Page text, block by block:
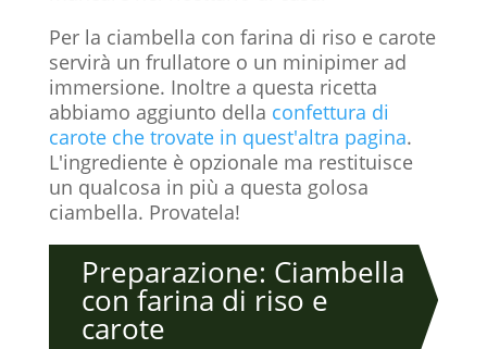
Per la ciambella con farina di riso e carote
servirà un frullatore o un minipimer ad
immersione. Inoltre a questa ricetta
abbiamo aggiunto della confettura di
carote che trovate in quest'altra pagina.
L'ingrediente è opzionale ma restituisce
un qualcosa in più a questa golosa
ciambella. Provatela!
Preparazione: Ciambella
con farina di riso e
carote